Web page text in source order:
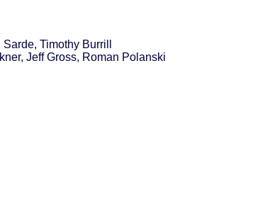
Timothy Burrill
Jeff Gross, Roman Polanski